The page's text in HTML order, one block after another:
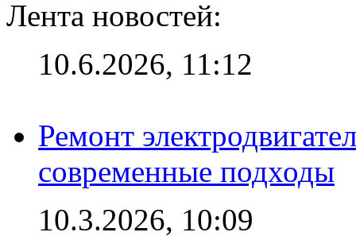
Лента новостей:
10.6.2026, 11:12
Ремонт
современные подходы
10.3.2026, 10:09